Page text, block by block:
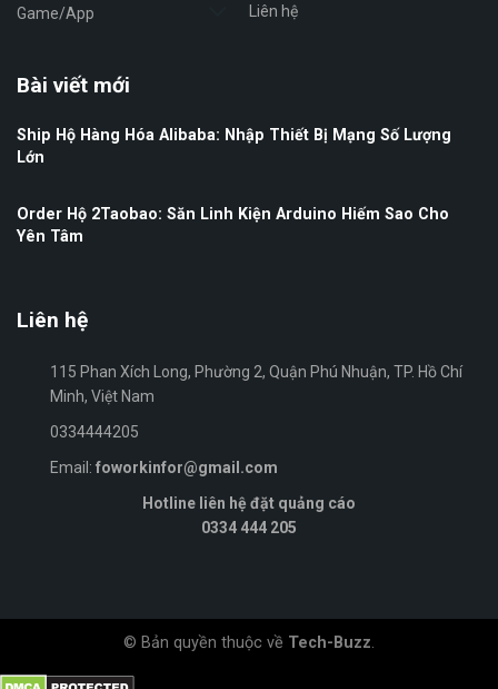
Game/App Liên hệ
Bài viết mới
Ship Hộ Hàng Hóa Alibaba: Nhập Thiết Bị Mạng Số Lượng
Lớn
Order Hộ 2Taobao: Săn Linh Kiện Arduino Hiếm Sao Cho
Yên Tâm
Liên hệ
115 Phan Xích Long, Phường 2, Quận Phú Nhuận, TP. Hồ Chí
Minh, Việt Nam
0334444205
Email: foworkinfor@gmail.com
Hotline liên hệ đặt quảng cáo
0334 444 205
© Bản quyền thuộc về Tech-Buzz.